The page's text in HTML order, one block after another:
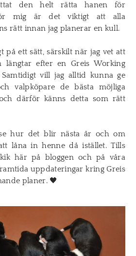
den helt rätta hanen för
mig är det viktigt att alla
rätt innan jag planerar en kull.
på ett sätt, särskilt när jag vet att
längtar efter en Greis Working
vill jag alltid kunna ge
valpköpare de bästa möjliga
därför känns detta som rätt
hur det blir nästa år och om
låna in henne då istället. Tills
här på bloggen och på våra
uppdateringar kring Greis
planer. 🖤